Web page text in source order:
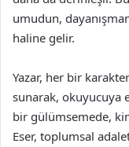
umudun,
haline gelir.
Yazar, her bir
sunarak, okuyucuya
bir gülümsemede,
Eser, toplumsal